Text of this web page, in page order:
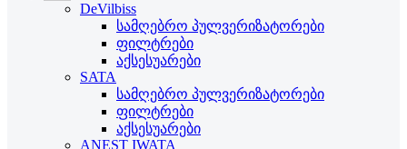
DeVilbiss
სამღებრო პულვერიზატორები
ფილტრები
აქსესუარები
SATA
სამღებრო პულვერიზატორები
ფილტრები
აქსესუარები
ANEST IWATA